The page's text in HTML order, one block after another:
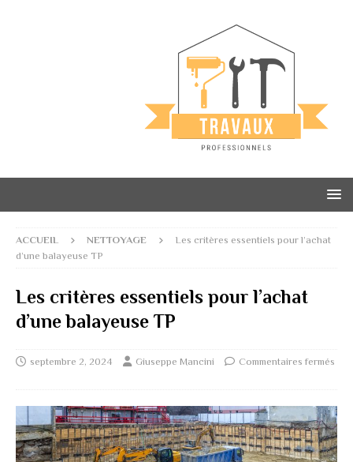
ACCUEIL NETTOYAGE
Les critères essentiels pour l’achat
d’une balayeuse TP
Les critères essentiels pour l’achat
d’une balayeuse TP
septembre 2, 2024 Giuseppe Mancini Commentaires fermés